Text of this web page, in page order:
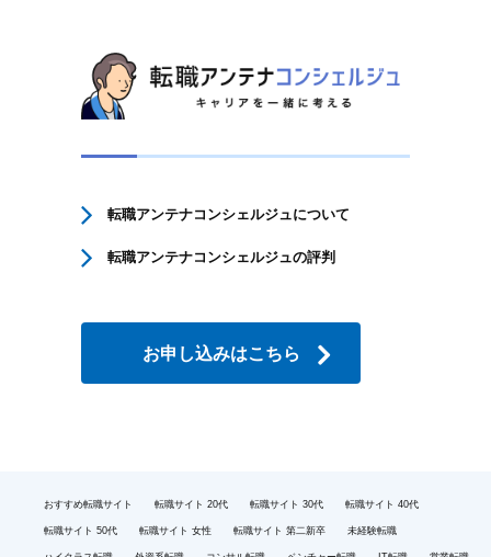
転職アンテナコンシェルジュについて
転職アンテナコンシェルジュの評判
お申し込みはこちら
おすすめ転職サイト 転職サイト 20代 転職サイト 30代 転職サイト 40代
転職サイト 50代 転職サイト 女性 転職サイト 第二新卒 未経験転職